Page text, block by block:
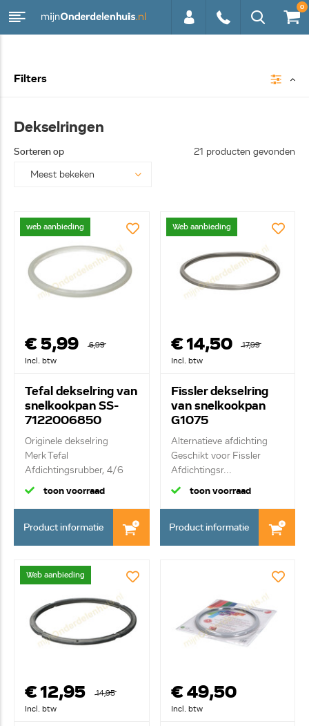
0
Filters
Dekselringen
Sorteren op 21 producten gevonden
web aanbieding
€ 5,99
6,99
Incl. btw
Tefal dekselring van
snelkookpan SS-
7122006850
Originele dekselring
Merk Tefal
Afdichtingsrubber, 4/6
L...
toon voorraad
Product informatie
Web aanbieding
€ 14,50
17,99
Incl. btw
Fissler dekselring
van snelkookpan
G1075
2062600205
Alternatieve afdichting
Geschikt voor Fissler
Afdichtingsr...
toon voorraad
Product informatie
Web aanbieding
€ 12,95
14,95
Incl. btw
€ 49,50
Incl. btw